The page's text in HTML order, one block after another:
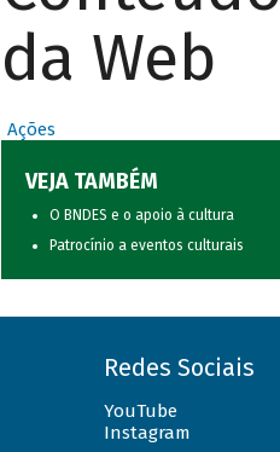
da Web
Ações
VEJA TAMBÉM
O BNDES e o apoio à cultura
Patrocínio a eventos culturais
Redes Sociais
YouTube
Instagram